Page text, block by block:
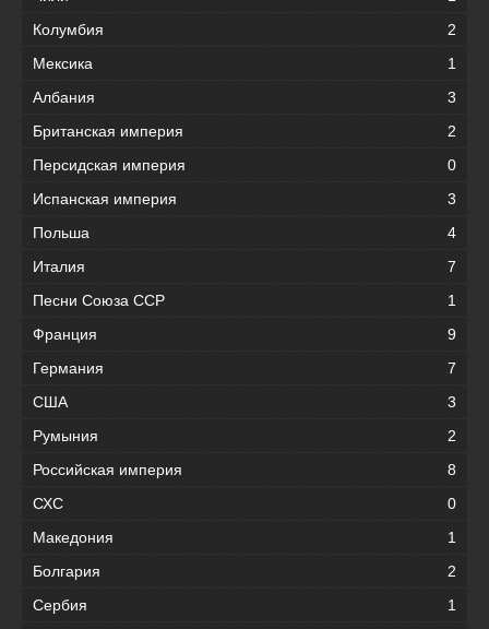
Колумбия
2
Мексика
1
Албания
3
Британская империя
2
Персидская империя
0
Испанская империя
3
Польша
4
Италия
7
Песни Союза ССР
1
Франция
9
Германия
7
США
3
Румыния
2
Российская империя
8
СХС
0
Македония
1
Болгария
2
Сербия
1